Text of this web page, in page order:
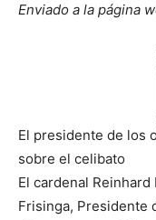
Enviado a la página
El presidente de los
sobre el celibato
El cardenal
Frisinga, Presidente